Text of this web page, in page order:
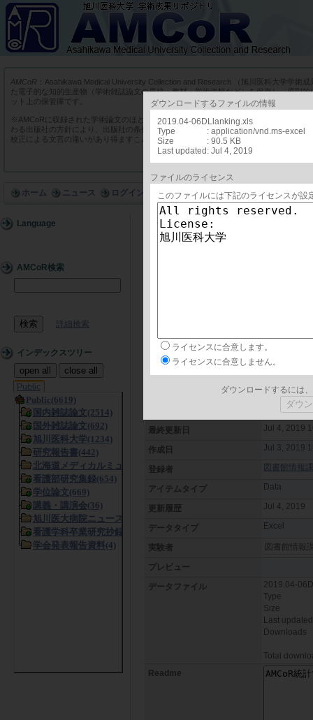
AMCoR ：Asahikawa Medical University Collection and Research （旭川医科大学学術
た電子的な知的生産物（学術雑誌論文の原稿・教材・学術資料など）を保存し、原則
ット上の保管庫です。
※AMCoRに収録された学術論文のほとんどは、商業出版社や学会出版社の学術雑誌に
わる出版社の方針により、出版社の条件に添った版を収録しています。そのため実際
校正による文言の違いがあり得ますことをあらかじめご了承ください。
ホーム ニュース ログイン
Language
AMCoR検索
詳細検索
インデックスツリー
open all close all
Public
詳細
タイトル 2019年4月-
Jul 3, 2019
最終更新日 Jul 4, 2019
作成日 Jul 3, 2019
登録者 図書館情報
アイテムタイプ Data
更新履歴 Jul 4, 2019
データタイプ Excel
実験者 図書館情報
プレビュー
データファイル
2019.04-
Type
Size
Last updated
Downloads
Total
Readme
ダウンロードするファイルの情報
2019.04-06DLlanking.xls
Type
: application/vnd.ms-excel
Size
: 90.5 KB
Last updated: Jul 4, 2019
ファイルのライセンス
このファイルには下記のライセンスが設
ライセンスに合意します。
ライセンスに合意しません。
ダウンロードするには